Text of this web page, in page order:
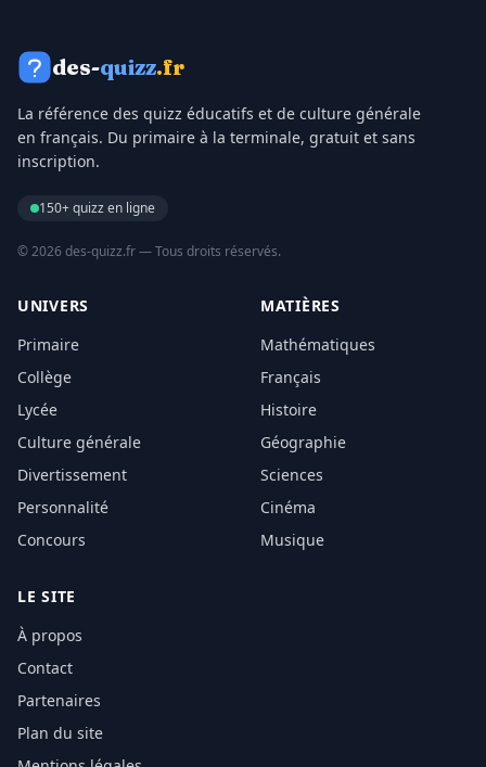
des-quizz.fr
La référence des quizz éducatifs et de culture générale
en français. Du primaire à la terminale, gratuit et sans
inscription.
150+ quizz en ligne
© 2026 des-quizz.fr — Tous droits réservés.
UNIVERS
Primaire
Collège
Lycée
Culture générale
Divertissement
Personnalité
Concours
MATIÈRES
Mathématiques
Français
Histoire
Géographie
Sciences
Cinéma
Musique
LE SITE
À propos
Contact
Partenaires
Plan du site